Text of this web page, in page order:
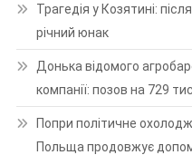
Трагедія у Козятині:
річний юнак
Донька відомого
компанії: позов на 729
Попри політичне
Польща продовжує